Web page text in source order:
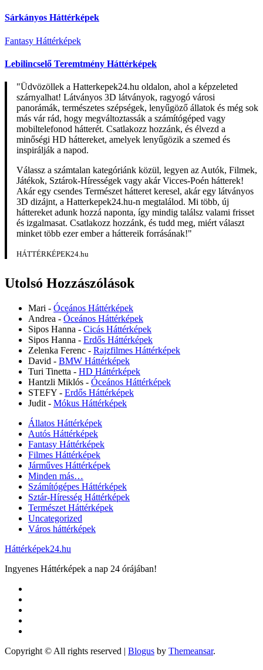
Sárkányos Háttérképek
Fantasy Háttérképek
Lebilincselő Teremtmény Háttérképek
"Üdvözöllek a Hatterkepek24.hu oldalon, ahol a képzeleted
szárnyalhat! Látványos 3D látványok, ragyogó városi
panorámák, természetes szépségek, lenyűgöző állatok és még sok
más vár rád, hogy megváltoztassák a számítógéped vagy
mobiltelefonod hátterét. Csatlakozz hozzánk, és élvezd a
minőségi HD háttereket, amelyek lenyűgözik a szemed és
inspirálják a napod.
Válassz a számtalan kategóriánk közül, legyen az Autók, Filmek,
Játékok, Sztárok-Hírességek vagy akár Vicces-Poén hátterek!
Akár egy csendes Természet hátteret keresel, akár egy látványos
3D dizájnt, a Hatterkepek24.hu-n megtalálod. Mi több, új
háttereket adunk hozzá naponta, így mindig találsz valami frisset
és izgalmasat. Csatlakozz hozzánk, és tudd meg, miért választ
minket több ezer ember a háttereik forrásának!"
HÁTTÉRKÉPEK24.hu
Utolsó Hozzászólások
Mari - Óceános Háttérképek
Andrea - Óceános Háttérképek
Sipos Hanna - Cicás Háttérképek
Sipos Hanna - Erdős Háttérképek
Zelenka Ferenc - Rajzfilmes Háttérképek
David - BMW Háttérképek
Turi Tinetta - HD Háttérképek
Hantzli Miklós - Óceános Háttérképek
STEFY - Erdős Háttérképek
Judit - Mókus Háttérképek
Állatos Háttérképek
Autós Háttérképek
Fantasy Háttérképek
Filmes Háttérképek
Járműves Háttérképek
Minden más…
Számítógépes Háttérképek
Sztár-Híresség Háttérképek
Természet Háttérképek
Uncategorized
Város háttérképek
Háttérképek24.hu
Ingyenes Háttérképek a nap 24 órájában!
Copyright © All rights reserved | Blogus by Themeansar.